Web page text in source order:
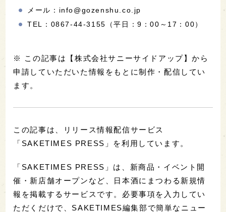
メール：info@gozenshu.co.jp
TEL：0867-44-3155（平日：9：00～17：00）
※ この記事は【株式会社サニーサイドアップ】から
申請していただいた情報をもとに制作・配信してい
ます。
この記事は、リリース情報配信サービス
「SAKETIMES PRESS」を利用しています。
「SAKETIMES PRESS」は、新商品・イベント開
催・新店舗オープンなど、日本酒にまつわる新規情
報を掲載するサービスです。必要事項を入力してい
ただくだけで、SAKETIMES編集部で簡単なニュー